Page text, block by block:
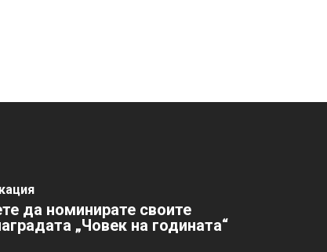
да номинирате своите
„Човек на годината“